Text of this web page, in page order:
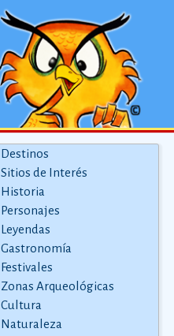
Destinos
Sitios de Interés
Historia
Personajes
Leyendas
Gastronomía
Festivales
Zonas Arqueológicas
Cultura
Naturaleza